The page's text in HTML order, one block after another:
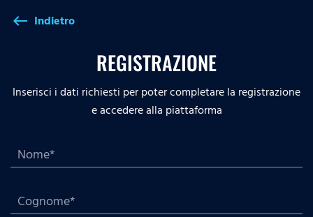
west Indietro
REGISTRAZIONE
Inserisci i dati richiesti per poter completare la registrazione
e accedere alla piattaforma